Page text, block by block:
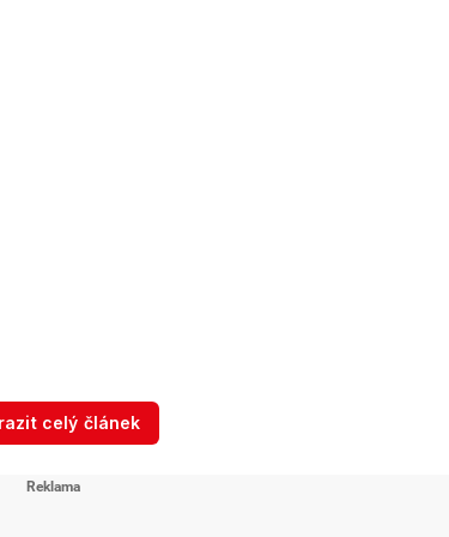
hodnotíte. Můžete nám napsat, co si o podcastu
celý článek